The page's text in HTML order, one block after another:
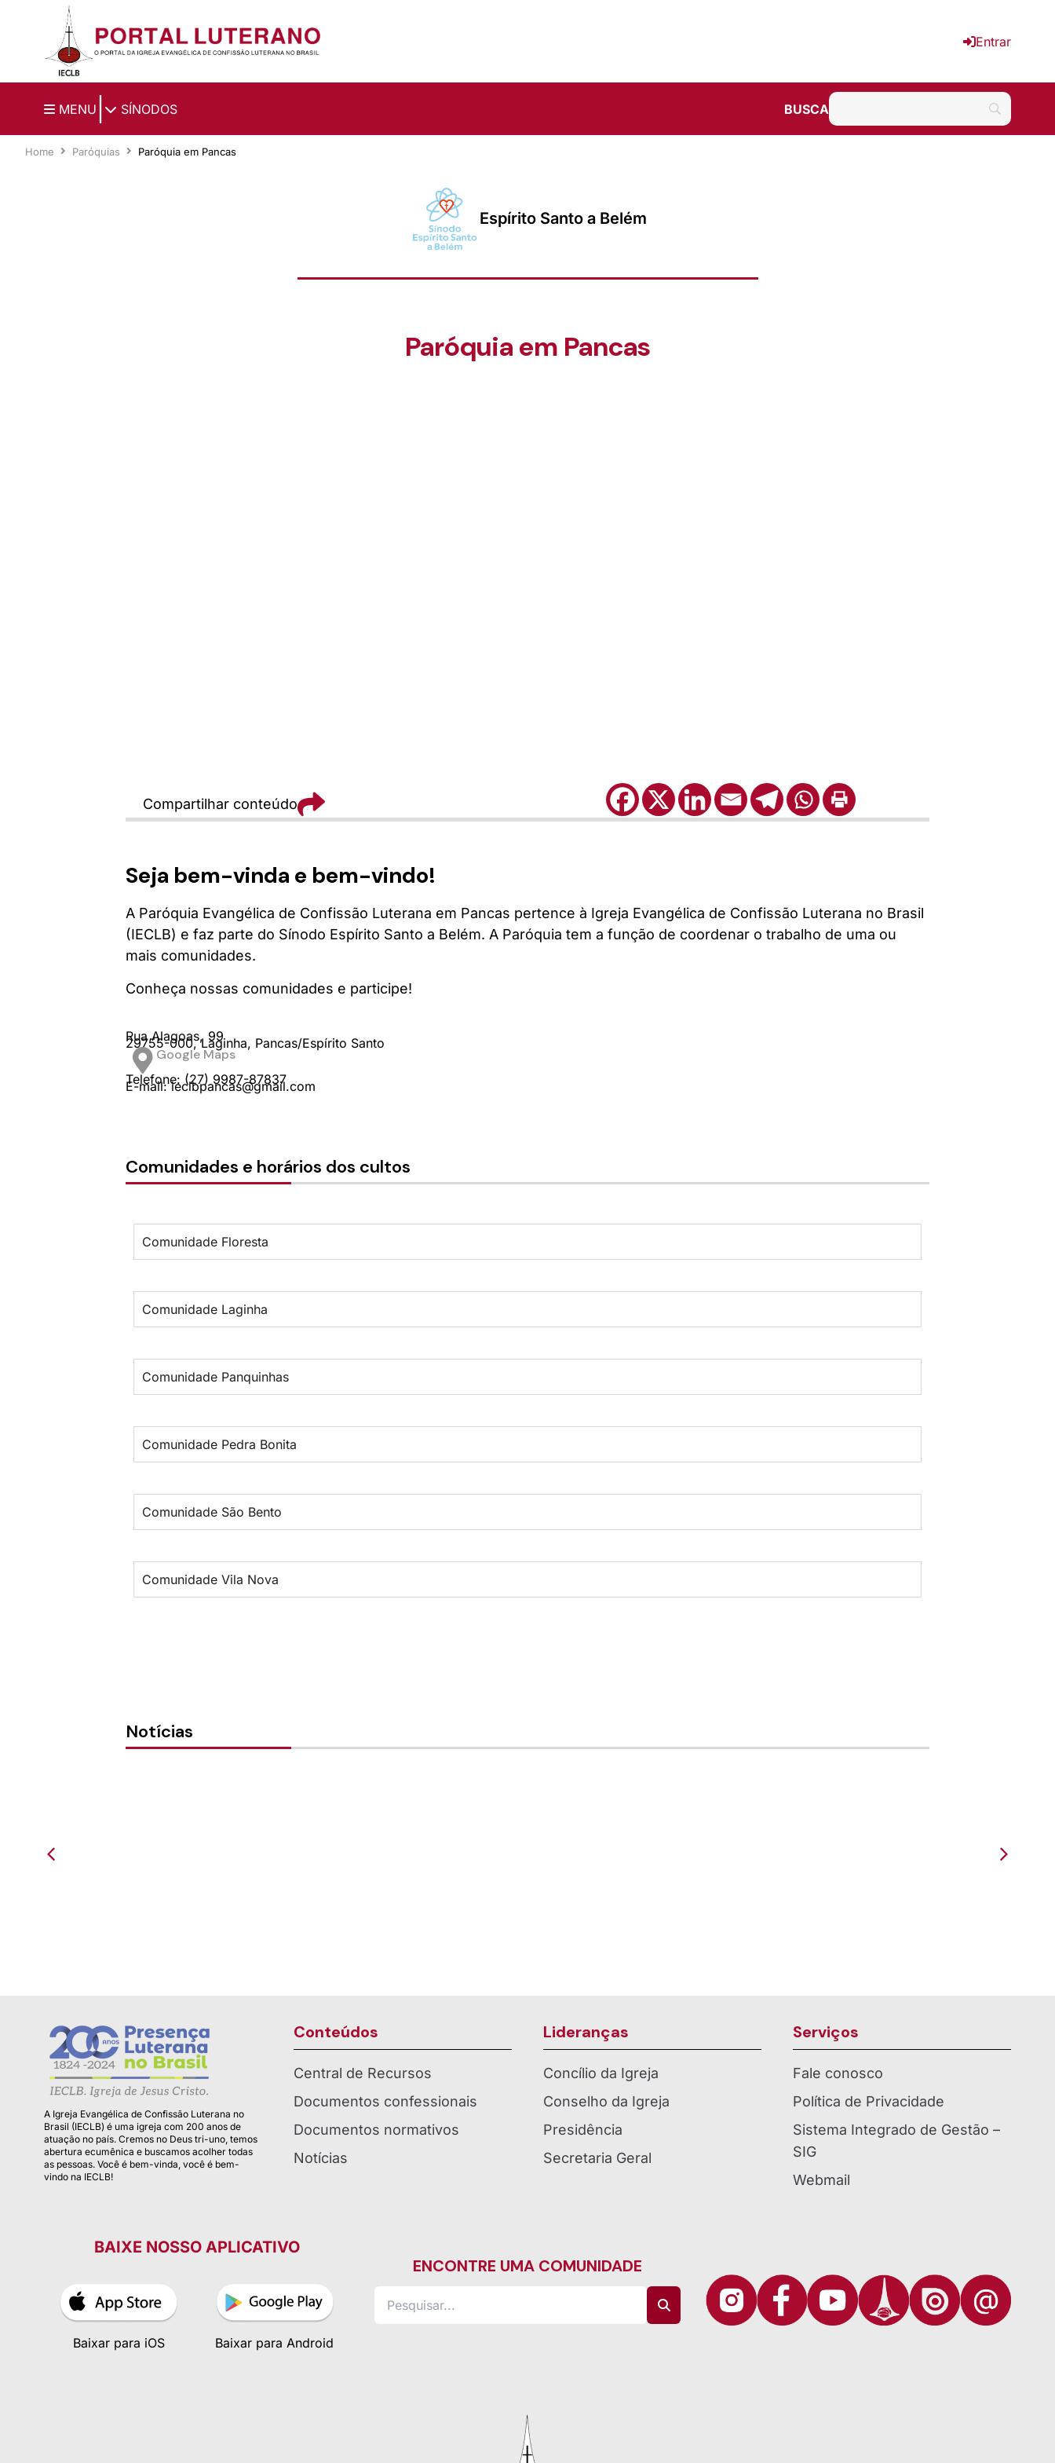
Ir para o conteúdo principal
Entrar
MENU SÍNODOS BUSCA
Home Paróquias Paróquia em Pancas
Espírito Santo a Belém
Paróquia em Pancas
Compartilhar conteúdo
Seja bem-vinda e bem-vindo!
A Paróquia Evangélica de Confissão Luterana em Pancas pertence à Igreja Evangélica de Confissão Luterana no Brasil
(IECLB) e faz parte do Sínodo Espírito Santo a Belém. A Paróquia tem a função de coordenar o trabalho de uma ou
mais comunidades.
Conheça nossas comunidades e participe!
Rua Alagoas, 99
29755-000, Laginha, Pancas/Espírito Santo
Google Maps
Telefone: (27) 9987-87837
E-mail: ieclbpancas@gmail.com
Comunidades e horários dos cultos
Comunidade Floresta
Comunidade Laginha
Comunidade Panquinhas
Comunidade Pedra Bonita
Comunidade São Bento
Comunidade Vila Nova
Notícias
A Igreja Evangélica de Confissão Luterana no
Brasil (IECLB) é uma igreja com 200 anos de
atuação no país. Cremos no Deus tri-uno, temos
abertura ecumênica e buscamos acolher todas
as pessoas. Você é bem-vinda, você é bem-
vindo na IECLB!
Conteúdos
Central de Recursos
Documentos confessionais
Documentos normativos
Notícias
Lideranças
Concílio da Igreja
Conselho da Igreja
Presidência
Secretaria Geral
Serviços
Fale conosco
Política de Privacidade
Sistema Integrado de Gestão –
SIG
Webmail
BAIXE NOSSO APLICATIVO
Baixar para iOS Baixar para Android
ENCONTRE UMA COMUNIDADE